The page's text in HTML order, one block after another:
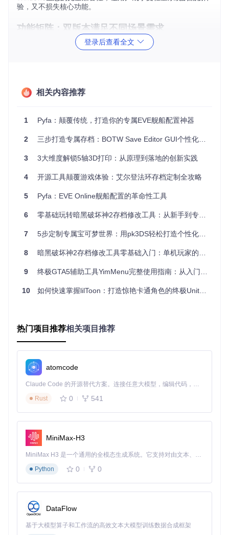
验，又不损失核心功能。
功能矩阵：双版本满足不同场景需求
常规版(tiny11make
核心版(tiny11coremak
系统
组件
升级
性
高(可添加功能) 低(功能固定)
安全
保留Defender 禁用Defender
恢复
操作流程：三步完成系统瘦身
⚠️风险提示：操作前请备份重要数据，确保有原始Windows 1
1 ISO文件
以管理员身份启动PowerShell 5.1
设置执行策略：Set-ExecutionPolicy Bypass -Scop
e Process
第二步：选择配置
运行脚本：
ATCH <暂存盘>
选择Windows 11版本(SKU)
第三步：验证结果
✅ 在虚拟机中测试启动和基本功能
场景适配：从老旧设备到开发环境
对于配置有限的旧电脑，推荐使用常规版进行优化：
移除Xbox组件、预装应用等非必要软件
保留Windows Update和Defender安全功能
登录后查看全文
相关内容推荐
1 Pyfa：颠覆传统，打造你的专属EVE舰船配置神器
2 三步打造专属存档：BOTW Save Editor GUI个性化游戏体验全指南
3 3大维度解锁5轴3D打印：从原理到落地的创新实践
4 开源工具颠覆游戏体验：艾尔登法环存档定制全攻略
5 Pyfa：EVE Online舰船配置的革命性工具
6 零基础玩转暗黑破坏神2存档修改工具：从新手到专家的角色定制指南
7 5步定制专属宝可梦世界：用pk3DS轻松打造个性化游戏体验
8 暗黑破坏神2存档修改工具零基础入门：单机玩家的角色定制指南
9 终极GTA5辅助工具YimMenu完整使用指南：从入门到精通的10个实用技巧
10 如何快速掌握lilToon：打造惊艳卡通角色的终极Unity着色器指南
热门项目推荐相关项目推荐
atomcode
Claude Code 的开源替代方案。连接任意大模型，编辑代码，运行命令，自动验证 — 全自动执行。用 Rust 构建，极致性能。 ｜ An open-source alternative to Claude Code. Connect any LLM, edit code, run commands, and verify changes — autonomously. Built in Rust for speed. Get Started
Rust
0 541
MiniMax-H3
MiniMax H3 是一个通用的全模态生成系统。它支持对由文本、图像、视频和音频组成的多模态上下文进行统一理解，并能生成分辨率高达 2K、时长可达 15 秒的带原生立体声音频的视频。得益于面向任务泛化的系统设计，H3 在预训练阶段就已具备广泛的多模态上下文理解与生成能力，能够出色地执行复杂的多模态指令。
Python
0 0
DataFlow
基于大模型算子和工作流的高效文本大模型训练数据合成框架